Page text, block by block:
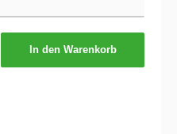
In den Warenkorb